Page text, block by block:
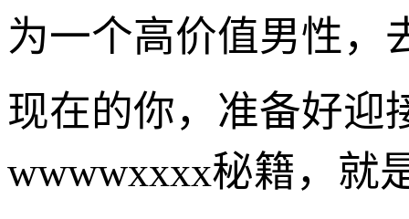
为一个高价值男性，
现在的你，准备好迎
wwwwxxxx秘籍，就